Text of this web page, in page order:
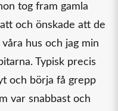
tog fram gamla
och önskade att de
hus och jag min
Typisk precis
och börja få grepp
var snabbast och